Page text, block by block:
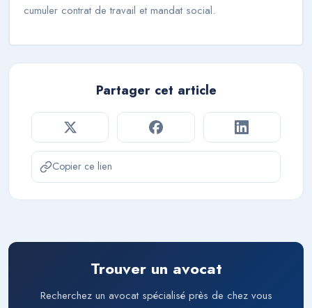
cumuler contrat de travail et mandat social.
Partager cet article
Copier ce lien
Trouver un avocat
Recherchez un avocat spécialisé près de chez vous